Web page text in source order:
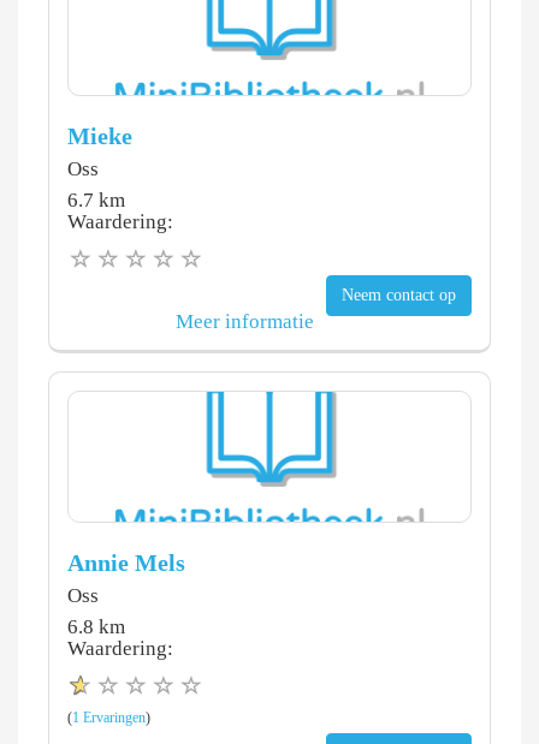
Mieke
Oss
6.7 km
Waardering:
Neem contact op
Meer informatie
Annie Mels
Oss
6.8 km
Waardering:
(1 Ervaringen)